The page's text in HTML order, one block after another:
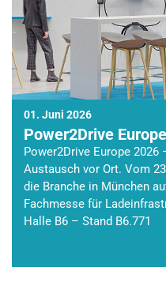
01. Juni 2026
Power2Drive
Power2Drive Europe
Austausch vor Ort. Vom
die Branche in München
Fachmesse für
Halle B6 – Stand B6.771